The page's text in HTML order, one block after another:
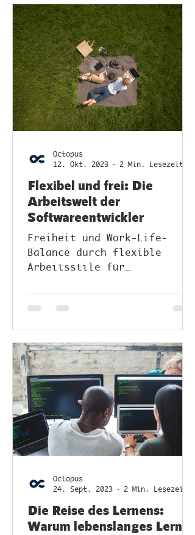
Flexibel und frei: Die
Arbeitswelt der
Softwareentwickler
Freiheit und Work-Life-
Balance durch flexible
Arbeitsstile für
Octopus
12. Okt. 2023
2 Min. Lesezeit
Die Reise des Lernens:
Warum lebenslanges Lernen
Octopus
24. Sept. 2023
2 Min. Lesezeit